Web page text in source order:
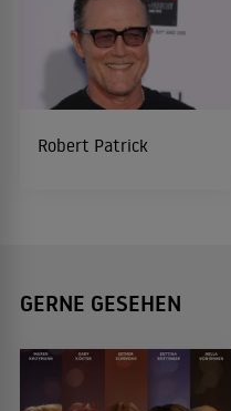
Robert Patrick
GERNE GESEHEN